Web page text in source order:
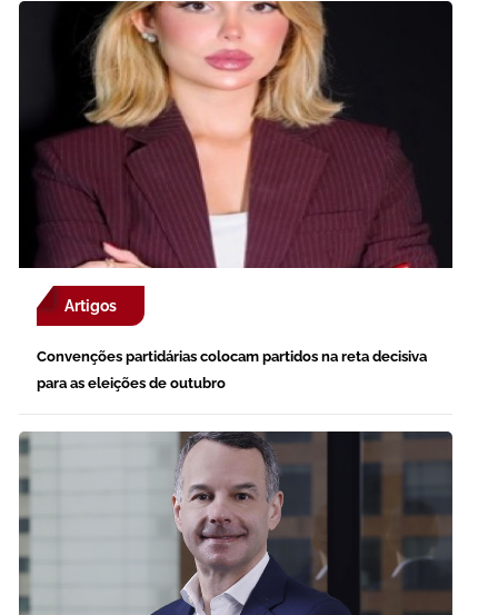
Artigos
Convenções partidárias colocam partidos na reta decisiva
para as eleições de outubro